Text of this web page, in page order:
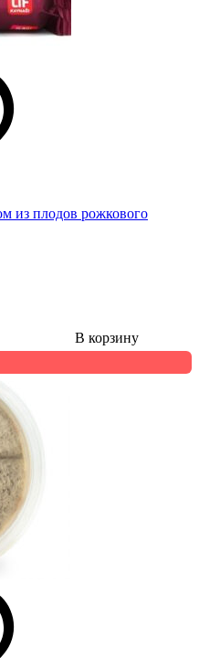
из плодов рожкового
В корзину